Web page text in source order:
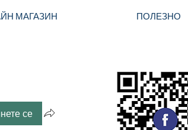
МАГАЗИН ПОЛЕЗНО
се